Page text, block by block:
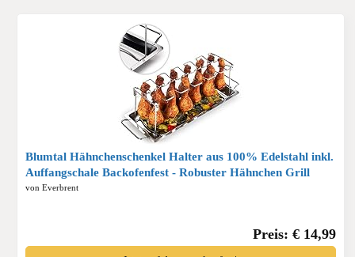
Blumtal Hähnchenschenkel Halter aus 100% Edelstahl inkl.
Auffangschale Backofenfest - Robuster Hähnchen Grill
Ständer - für 12 Schenkel, Spülmaschinengeeignet*
von Everbrent
Preis: € 14,99